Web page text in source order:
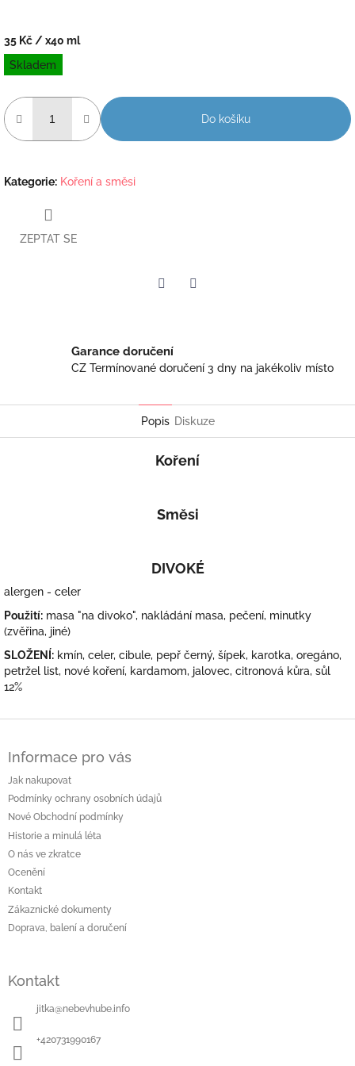
35 Kč / x40 ml
Měrná
cena:
Skladem
Do košíku
Kategorie: Koření a směsi
ZEPTAT SE
Garance doručení
CZ Termínované doručení 3 dny na jakékoliv místo
Popis Diskuze
Koření
Směsi
DIVOKÉ
alergen - celer
Použití: masa "na divoko", nakládání masa, pečení, minutky
(zvěřina, jiné)
SLOŽENÍ: kmín, celer, cibule, pepř černý, šípek, karotka, oregáno,
petržel list, nové koření, kardamom, jalovec, citronová kůra, sůl
12%
Informace pro vás
Jak nakupovat
Podmínky ochrany osobních údajů
Nové Obchodní podmínky
Historie a minulá léta
O nás ve zkratce
Ocenění
Kontakt
Zákaznické dokumenty
Doprava, balení a doručení
Kontakt
jitka@nebevhube.info
+420731990167